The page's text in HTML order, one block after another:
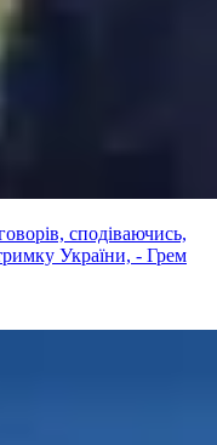
сподіваючись,
України, - Грем